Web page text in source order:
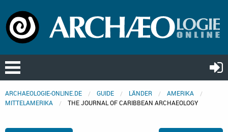
ARCHAEOLOGIE-ONLINE.DE GUIDE LÄNDER
AMERIKA
MITTELAMERIKA
THE JOURNAL OF CARIBBEAN ARCHAEOLOGY